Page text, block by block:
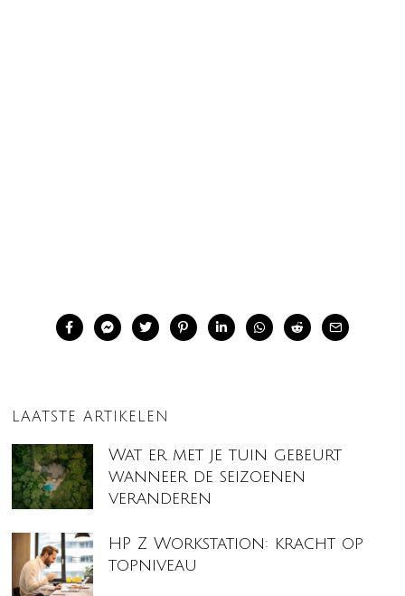
LAATSTE ARTIKELEN
Wat er met je tuin gebeurt
wanneer de seizoenen
veranderen
HP Z Workstation: kracht op
topniveau